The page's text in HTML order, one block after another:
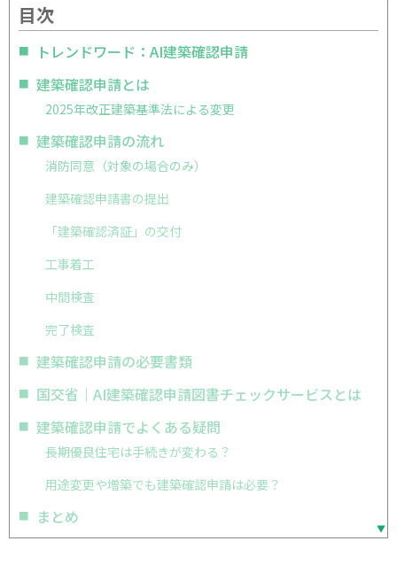
目次
トレンドワード：AI建築確認申請
建築確認申請とは
2025年改正建築基準法による変更
建築確認申請の流れ
消防同意（対象の場合のみ）
建築確認申請書の提出
「建築確認済証」の交付
工事着工
中間検査
完了検査
建築確認申請の必要書類
国交省｜AI建築確認申請図書チェックサービスとは
建築確認申請でよくある疑問
長期優良住宅は手続きが変わる？
用途変更や増築でも建築確認申請は必要？
まとめ